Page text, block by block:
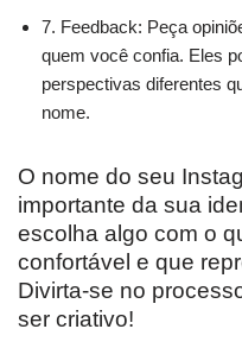
7. Feedback: Peça
quem você confia. Eles
perspectivas diferentes
nome.
O nome do seu
importante da sua
escolha algo com o
confortável e que
Divirta-se no
ser criativo!